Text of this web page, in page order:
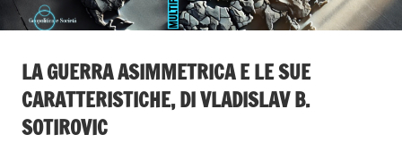
LA GUERRA ASIMMETRICA E LE SUE
CARATTERISTICHE, DI VLADISLAV B.
SOTIROVIC